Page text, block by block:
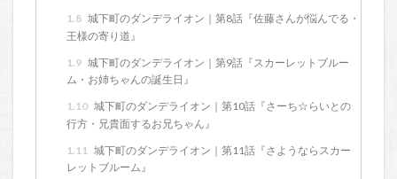
1.8 城下町のダンデライオン｜第8話『佐藤さんが悩んでる・
王様の寄り道』
1.9 城下町のダンデライオン｜第9話『スカーレットブルー
ム・お姉ちゃんの誕生日』
1.10 城下町のダンデライオン｜第10話『さーち☆らいとの
行方・兄貴面するお兄ちゃん』
1.11 城下町のダンデライオン｜第11話『さようならスカー
レットブルーム』